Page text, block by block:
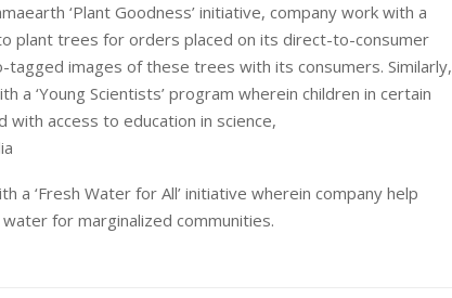
‘Plant Goodness’ initiative, company work with a
plant trees for orders placed on its direct-to-consumer
tagged images of these trees with its consumers. Similarly,
a ‘Young Scientists’ program wherein children in certain
access to education in science,
a ‘Fresh Water for All’ initiative wherein company help
for marginalized communities.